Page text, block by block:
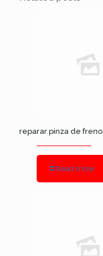
reparar pinza de freno
Read more